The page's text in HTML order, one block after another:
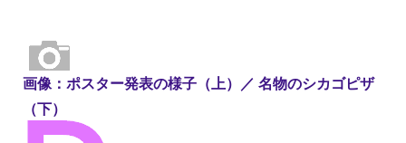
画像：ポスター発表の様子（上）／ 名物のシカゴピザ
（下）